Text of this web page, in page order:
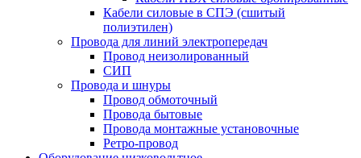
Кабели силовые в СПЭ (сшитый
полиэтилен)
Провода для линий электропередач
Провод неизолированный
СИП
Провода и шнуры
Провод обмоточный
Провода бытовые
Провода монтажные установочные
Ретро-провод